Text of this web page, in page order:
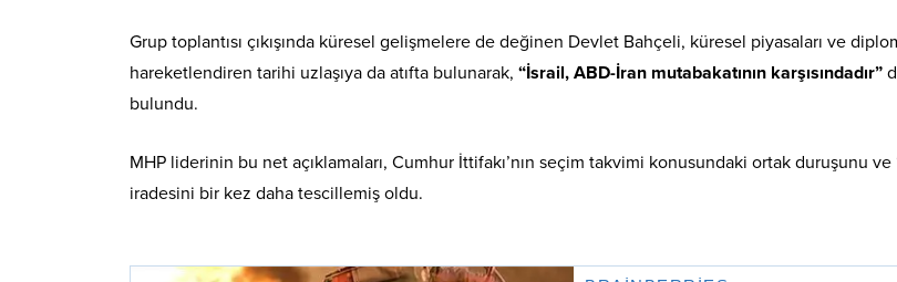
Grup toplantısı çıkışında küresel gelişmelere de değinen Devlet Bahçeli, küresel piyasaları ve
hareketlendiren tarihi uzlaşıya da atıfta bulunarak, “İsrail, ABD-İran mutabakatının karşısındadır”
bulundu.
MHP liderinin bu net açıklamaları, Cumhur İttifakı’nın seçim takvimi konusundaki ortak duruşunu ve
iradesini bir kez daha tescillemiş oldu.